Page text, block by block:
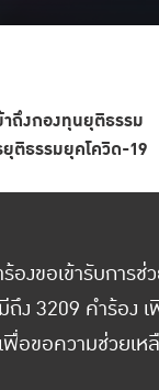
ถึงกองทุนยุติธรรม
ติธรรมยุคโควิด-19
องขอเข้ารับการ
ง 3209 คำร้อง
พื่อขอความช่วย